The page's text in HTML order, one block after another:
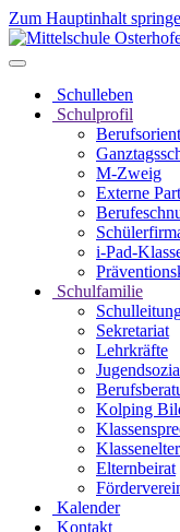
Zum Hauptinhalt
Schulleben
Schulprofil
M-Zweig
Externe
i-Pad-
Schulfamilie
Sekretariat
Lehrkräfte
Kolping
Elternbeirat
Kalender
Kontakt